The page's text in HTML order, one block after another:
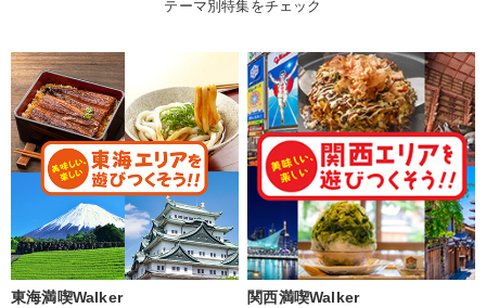
テーマ別特集をチェック
東海満喫Walker 関西満喫Walker